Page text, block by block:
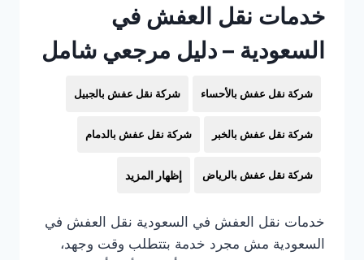
خدمات نقل العفش في
السعودية – دليل مرجعي شامل
شركة نقل عفش بالأحساء شركة نقل عفش بالجبيل
شركة نقل عفش بالخبر شركة نقل عفش بالدمام
شركة نقل عفش بالرياض إظهار المزيد
خدمات نقل العفش في السعودية نقل العفش في
السعودية مش مجرد خدمة بتتطلب وقت وجهد،